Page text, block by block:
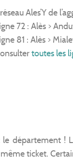
Ales’Y de
72 : Alès >
81 : Alès >
toutes les
département !
ticket.